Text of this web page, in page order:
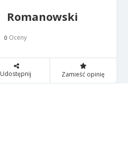
Romanowski
0 Oceny
Udostępnij Zamieść opinię